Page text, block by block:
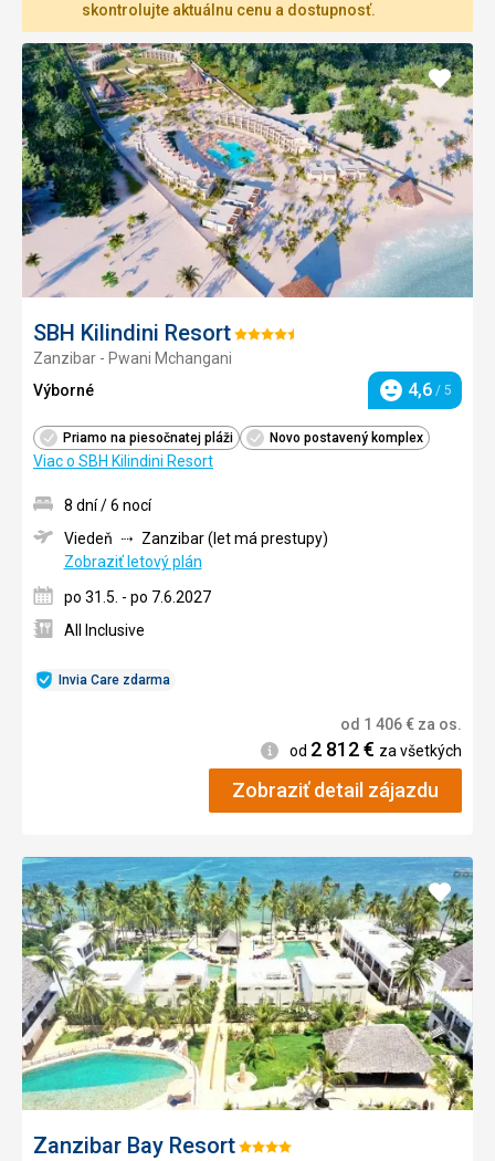
skontrolujte aktuálnu cenu a dostupnosť.
SBH Kilindini ResortHodnotenie:
Zanzibar - Pwani Mchangani
Výborné
Hodnotenie
4,6 / 5
Priamo na piesočnatej pláži Novo postavený komplex
Viac o SBH Kilindini Resort
Pridať
do
Invia Care zdarma
8 dní / 6 nocí
Viedeň
Zanzibar (let má prestupy)
Zobraziť letový plán
po 31.5. - po 7.6.2027
All Inclusive
od 1 406€ za os.
Informácie
od 2 812€ za všetkých
Zobraziť detail zájazdu
Zanzibar Bay ResortHodnotenie:
Pridať
do